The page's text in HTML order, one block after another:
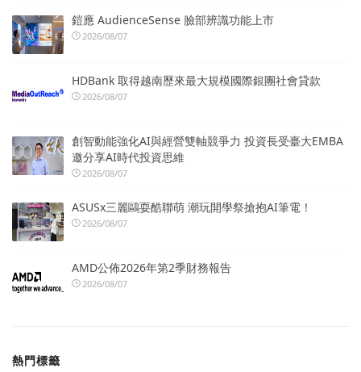
鎧應 AudienceSense 臉部辨識功能上市
2026/08/07
HDBank 取得越南歷來最大規模國際銀團社會貸款
2026/08/07
創智動能強化AI與經營雙軸競爭力 投資長受臺大EMBA
邀分享AI時代投資思維
2026/08/07
ASUSx三麗鷗耍酷聯萌 潮玩開學祭搶抱AI筆電！
2026/08/07
AMD公佈2026年第2季財務報告
2026/08/07
熱門標籤